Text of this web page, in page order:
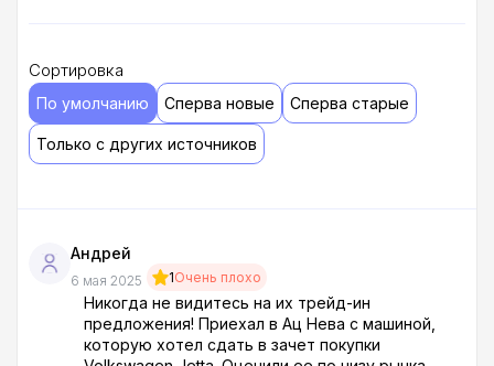
Сортировка
По умолчанию Сперва новые Сперва старые
Только с других источников
Андрей
6 мая 2025 1Очень плохо
Никогда не видитесь на их трейд-ин
предложения! Приехал в Ац Нева с машиной,
которую хотел сдать в зачет покупки